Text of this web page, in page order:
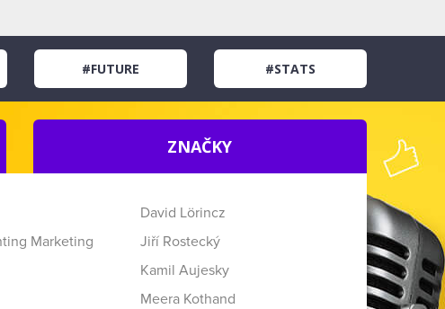
#FUTURE #STATS
ZNAČKY
David Lörincz
Marketing
Jiří Rostecký
Kamil Aujesky
Meera Kothand